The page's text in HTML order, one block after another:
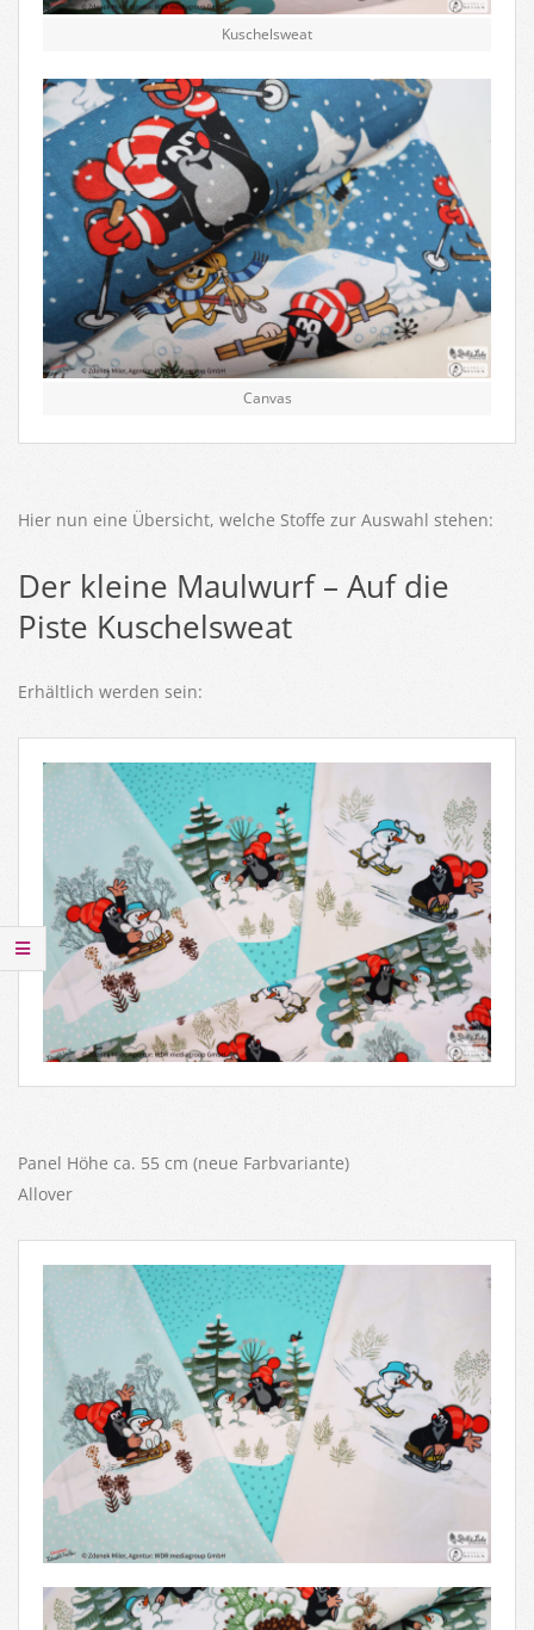
Kuschelsweat
Canvas
Hier nun eine Übersicht, welche Stoffe zur Auswahl stehen:
Der kleine Maulwurf – Auf die
Piste Kuschelsweat
Erhältlich werden sein:
Panel Höhe ca. 55 cm (neue Farbvariante)
Allover